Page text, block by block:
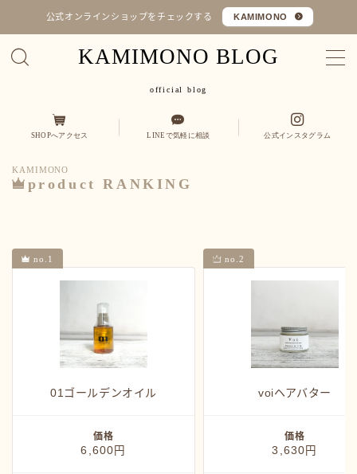
公式オンラインショップをチェックする KAMIMONO
KAMIMONO BLOG
official blog
MENU
Q&A
カミモノ紹介
シャンプー
トリートメント
SHOPへアクセス LINEで気軽に相談 公式インスタグラム
KAMIMONO
product RANKING
no.1
01ゴールデンオイル
価格
6,600円
no.2
voiヘアバター
価格
3,630円